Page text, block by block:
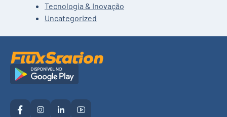
Tecnologia & Inovação
Uncategorized